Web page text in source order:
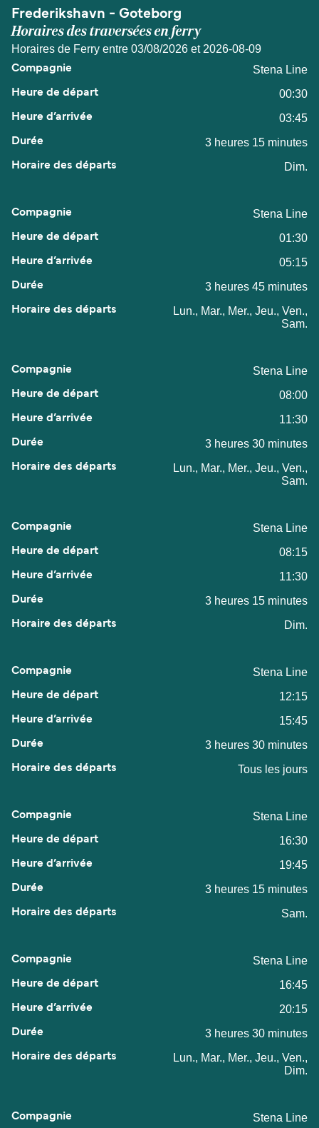
Frederikshavn - Goteborg
Horaires des traversées en ferry
Horaires de Ferry entre 03/08/2026 et 2026-08-09
Stena Line
00:30
03:45
3 heures 15 minutes
Dim.
Stena Line
01:30
05:15
3 heures 45 minutes
Lun., Mar., Mer., Jeu., Ven.,
Sam.
Stena Line
08:00
11:30
3 heures 30 minutes
Lun., Mar., Mer., Jeu., Ven.,
Sam.
Stena Line
08:15
11:30
3 heures 15 minutes
Dim.
Stena Line
12:15
15:45
3 heures 30 minutes
Tous les jours
Stena Line
16:30
19:45
3 heures 15 minutes
Sam.
Stena Line
16:45
20:15
3 heures 30 minutes
Lun., Mar., Mer., Jeu., Ven.,
Dim.
Stena Line